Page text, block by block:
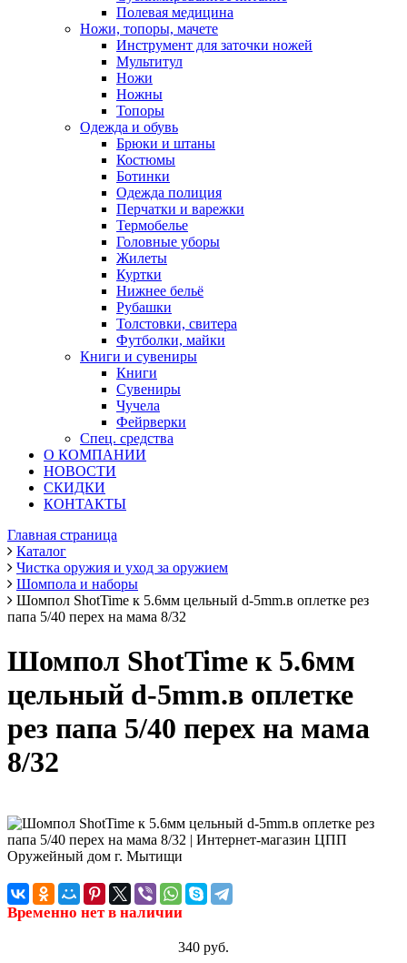
Полевая медицина
Ножи, топоры, мачете
Инструмент для заточки ножей
Мультитул
Ножи
Ножны
Топоры
Одежда и обувь
Брюки и штаны
Костюмы
Ботинки
Одежда полиция
Перчатки и варежки
Термобелье
Головные уборы
Жилеты
Куртки
Нижнее бельё
Рубашки
Толстовки, свитера
Футболки, майки
Книги и сувениры
Книги
Сувениры
Чучела
Фейрверки
Спец. средства
О КОМПАНИИ
НОВОСТИ
СКИДКИ
КОНТАКТЫ
Главная страница
Каталог
Чистка оружия и уход за оружием
Шомпола и наборы
Шомпол ShotTime к 5.6мм цельный d-5mm.в оплетке рез
папа 5/40 перех на мама 8/32
Шомпол ShotTime к 5.6мм
цельный d-5mm.в оплетке
рез папа 5/40 перех на мама
8/32
Временно нет в наличии
340 руб.